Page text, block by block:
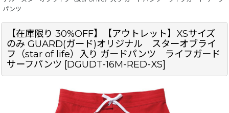
パンツ
【在庫限り 30%OFF】【アウトレット】XSサイズ
のみ GUARD(ガード)オリジナル スターオブライ
フ（star of life）入り ガードパンツ ライフガード
サーフパンツ [DGUDT-16M-RED-XS]